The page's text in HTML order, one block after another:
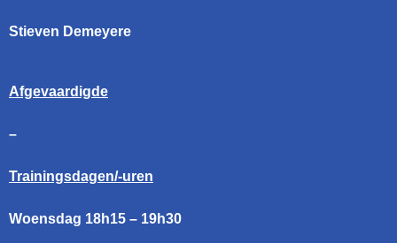
Stieven Demeyere
Afgevaardigde
–
Trainingsdagen/-uren
Woensdag 18h15 – 19h30